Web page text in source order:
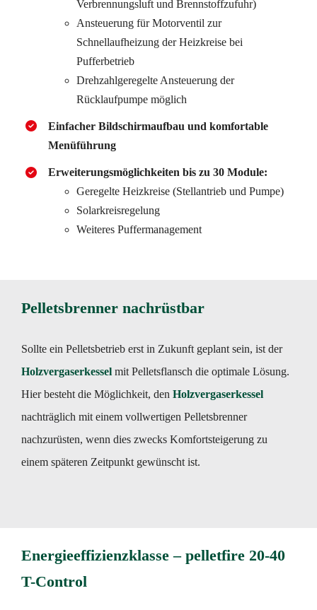
Verbrennungsluft und Brennstoffzufuhr)
Ansteuerung für Motorventil zur
Schnellaufheizung der Heizkreise bei
Pufferbetrieb
Drehzahlgeregelte Ansteuerung der
Rücklaufpumpe möglich
Einfacher Bildschirmaufbau und komfortable
Menüführung
Erweiterungsmöglichkeiten bis zu 30 Module:
Geregelte Heizkreise (Stellantrieb und Pumpe)
Solarkreisregelung
Weiteres Puffermanagement
Pelletsbrenner nachrüstbar
Sollte ein Pelletsbetrieb erst in Zukunft geplant sein, ist der
Holzvergaserkessel mit Pelletsflansch die optimale Lösung.
Hier besteht die Möglichkeit, den Holzvergaserkessel
nachträglich mit einem vollwertigen Pelletsbrenner
nachzurüsten, wenn dies zwecks Komfortsteigerung zu
einem späteren Zeitpunkt gewünscht ist.
Energieeffizienzklasse – pelletfire 20-40
T-Control